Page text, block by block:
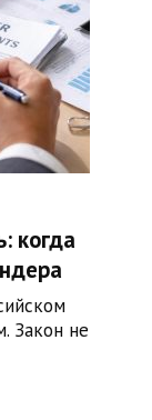
когда
Закон не